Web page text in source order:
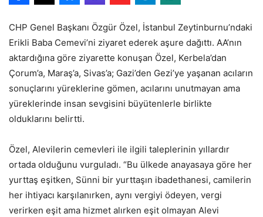
CHP Genel Başkanı Özgür Özel, İstanbul Zeytinburnu’ndaki
Erikli Baba Cemevi’ni ziyaret ederek aşure dağıttı. AA’nın
aktardığına göre ziyarette konuşan Özel, Kerbela’dan
Çorum’a, Maraş’a, Sivas’a; Gazi’den Gezi’ye yaşanan acıların
sonuçlarını yüreklerine gömen, acılarını unutmayan ama
yüreklerinde insan sevgisini büyütenlerle birlikte
olduklarını belirtti.
Özel, Alevilerin cemevleri ile ilgili taleplerinin yıllardır
ortada olduğunu vurguladı. “Bu ülkede anayasaya göre her
yurttaş eşitken, Sünni bir yurttaşın ibadethanesi, camilerin
her ihtiyacı karşılanırken, aynı vergiyi ödeyen, vergi
verirken eşit ama hizmet alırken eşit olmayan Alevi